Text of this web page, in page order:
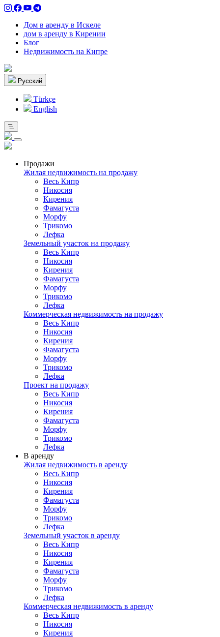
Дом в аренду в Искеле
дом в аренду в Кирении
Блог
Недвижимость на Кипре
Pусский
Türkçe
English
Продажи
Жилая недвижимость на продажу
Весь Кипр
Никосия
Кирения
Фамагуста
Морфу
Трикомо
Лефка
Земельный участок на продажу
Весь Кипр
Никосия
Кирения
Фамагуста
Морфу
Трикомо
Лефка
Коммерческая недвижимость на продажу
Весь Кипр
Никосия
Кирения
Фамагуста
Морфу
Трикомо
Лефка
Проект на продажу
Весь Кипр
Никосия
Кирения
Фамагуста
Морфу
Трикомо
Лефка
В аренду
Жилая недвижимость в аренду
Весь Кипр
Никосия
Кирения
Фамагуста
Морфу
Трикомо
Лефка
Земельный участок в аренду
Весь Кипр
Никосия
Кирения
Фамагуста
Морфу
Трикомо
Лефка
Коммерческая недвижимость в аренду
Весь Кипр
Никосия
Кирения